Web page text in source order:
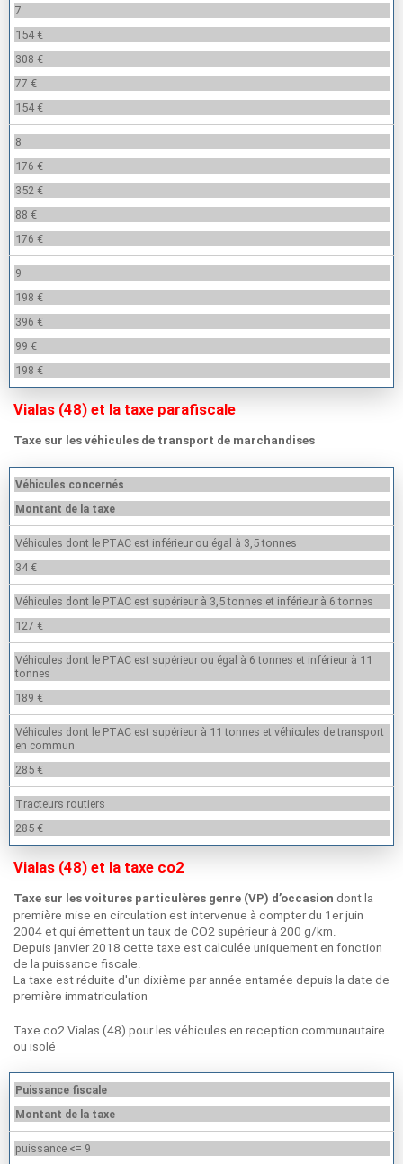
7
154 €
308 €
77 €
154 €
8
176 €
352 €
88 €
176 €
9
198 €
396 €
99 €
198 €
Vialas (48) et la taxe parafiscale
Taxe sur les véhicules de transport de marchandises
Véhicules concernés
Montant de la taxe
Véhicules dont le PTAC est inférieur ou égal à 3,5 tonnes
34 €
Véhicules dont le PTAC est supérieur à 3,5 tonnes et inférieur à 6 tonnes
127 €
Véhicules dont le PTAC est supérieur ou égal à 6 tonnes et inférieur à 11
tonnes
189 €
Véhicules dont le PTAC est supérieur à 11 tonnes et véhicules de transport
en commun
285 €
Tracteurs routiers
285 €
Vialas (48) et la taxe co2
Taxe sur les voitures particulères genre (VP) d’occasion dont la
première mise en circulation est intervenue à compter du 1er juin
2004 et qui émettent un taux de CO2 supérieur à 200 g/km.
Depuis janvier 2018 cette taxe est calculée uniquement en fonction
de la puissance fiscale.
La taxe est réduite d'un dixième par année entamée depuis la date de
première immatriculation
Taxe co2 Vialas (48) pour les véhicules en reception communautaire
ou isolé
Puissance fiscale
Montant de la taxe
puissance <= 9